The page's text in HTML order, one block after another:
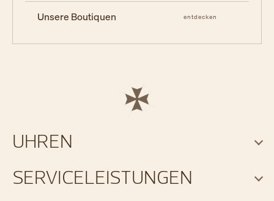
Unsere Boutiquen entdecken
UHREN
SERVICELEISTUNGEN